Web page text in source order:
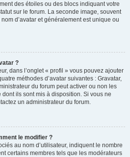
des étoiles ou des blocs indiquant votre
sur le forum. La seconde image, souvent
d’avatar et généralement est unique ou
?
dans l’onglet « profil » vous pouvez ajouter
méthodes d’avatar suivantes : Gravatar,
du forum peut activer ou non les
ils sont mis à disposition. Si vous ne
un administrateur du forum.
le modifier ?
au nom d’utilisateur, indiquent le nombre
certains membres tels que les modérateurs